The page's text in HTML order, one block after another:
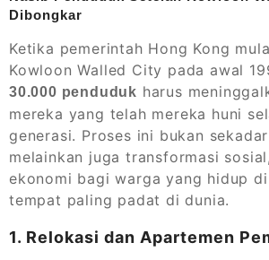
Dibongkar
Ketika pemerintah Hong Kong
Kowloon Walled City pada awal
30.000 penduduk harus
mereka yang telah mereka huni
generasi. Proses ini bukan
melainkan juga transformasi
ekonomi bagi warga yang hidup
tempat paling padat di dunia.
1. Relokasi dan Apartemen